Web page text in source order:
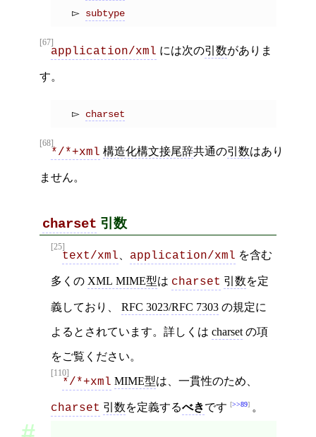
subtype
[67]
application/xml には次の引数がありま
す。
charset
[68]
*/*+xml 構造化構文接尾辞共通の引数はあり
ません。
charset 引数
[25]
text/xml application/xml を含む
多くの XML MIME型は charset 引数を定
義しており、 RFC 3023/RFC 7303 の規定に
よるとされています。詳しくは charset の項
をご覧ください。
[110]
*/*+xml MIME型は、一貫性のため、
charset 引数を定義するべきです >>89 。